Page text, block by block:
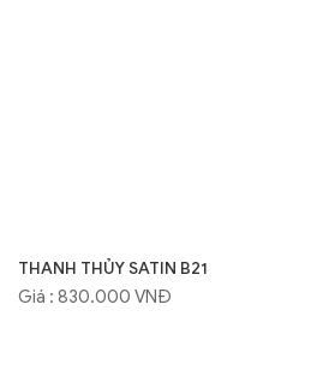
THANH THỦY SATIN B21
Giá : 830.000 VNĐ